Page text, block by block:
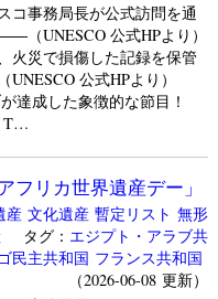
事務局長が公式訪問を通
（UNESCO 公式HPより）
火災で損傷した記録を保管
公式HPより）
達成した象徴的な節目！
T…
フリカ世界遺産デー」
産 文化遺産 暫定リスト 無形
タグ： エジプト・アラブ共
民主共和国 フランス共和国
（2026-06-08 更新）